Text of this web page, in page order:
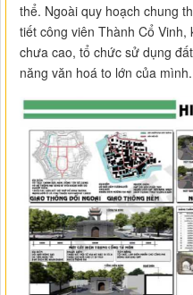
thể. Ngoài quy hoạch chung
tiết công viên Thành Cổ
chưa cao, tổ chức sử dụng
năng văn hoá to lớn của mình.